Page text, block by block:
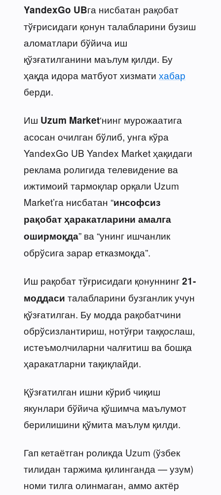
YandexGo UBга нисбатан рақобат
тўғрисидаги қонун талабларини бузиш
аломатлари бўйича иш
қўзғатилганини маълум қилди. Бу
ҳақда идора матбуот хизмати хабар
берди.
Иш Uzum Market‘нинг мурожаатига
асосан очилган бўлиб, унга кўра
YandexGo UB Yandex Market ҳақидаги
реклама ролигида телевидение ва
ижтимоий тармоқлар орқали Uzum
Market’га нисбатан “инсофсиз
рақобат ҳаракатларини амалга
оширмоқда” ва “унинг ишчанлик
обрўсига зарар етказмоқда”.
Иш рақобат тўғрисидаги қонуннинг21-
моддаси талабларини бузганлик учун
қўзғатилган. Бу модда рақобатчини
обрўсизлантириш, нотўғри таққослаш,
истеъмолчиларни чалғитиш ва бошқа
ҳаракатларни тақиқлайди.
Қўзғатилган ишни кўриб чиқиш
якунлари бўйича қўшимча маълумот
берилишини қўмита маълум қилди.
Гап кетаётган роликда Uzum (ўзбек
тилидан таржима қилинганда — узум)
номи тилга олинмаган, аммо актёр